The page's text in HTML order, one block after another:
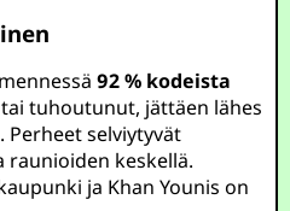
92 % kodeista
tuhoutunut, jättäen lähes
Perheet selviytyvät
raunioiden keskellä.
ja Khan Younis on